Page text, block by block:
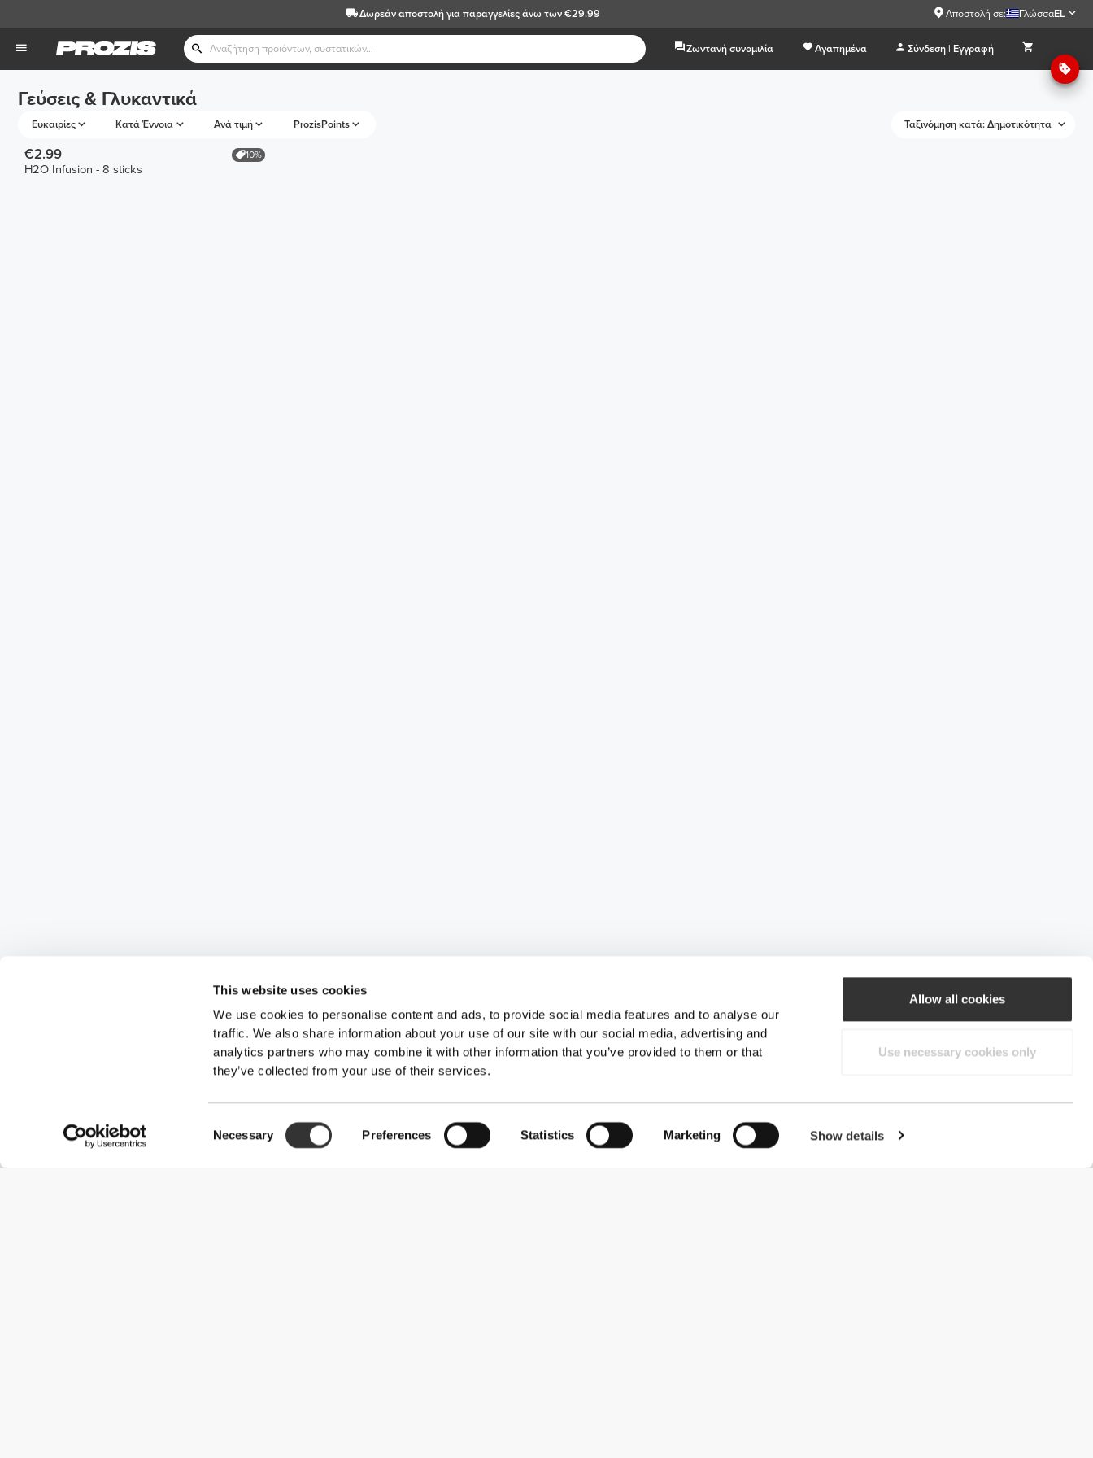
This website uses cookies
We use cookies to personalise content and ads, to provide social media features and to analyse our
traffic. We also share information about your use of our site with our social media, advertising and
analytics partners who may combine it with other information that you’ve provided to them or that
they’ve collected from your use of their services.
Selection
Necessary Preferences Statistics Marketing Show details
Allow all cookies
Use necessary cookies only
Δωρεάν αποστολήγια παραγγελίες άνω των €29.99 Αποστολή σε: ΓλώσσαEL
Ζωντανή συνομιλία Αγαπημένα Σύνδεση | Εγγραφή
Γεύσεις & Γλυκαντικά
Ευκαιρίες Κατά Έννοια Ανά τιμή ProzisPoints Ταξινόμηση κατά: Δημοτικότητα
€2.99 10%
H2O Infusion - 8 sticks